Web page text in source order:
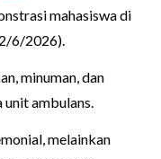
mahasiswa di
6/2026).
minuman, dan
ambulans.
melainkan